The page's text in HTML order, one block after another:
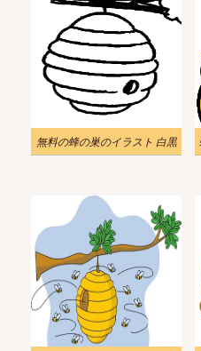
無料の蜂の巣のイラスト 白黒